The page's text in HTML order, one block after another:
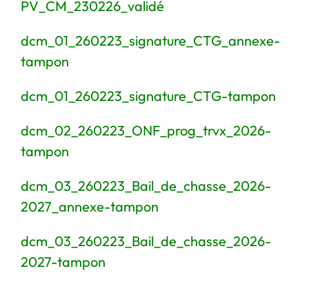
PV_CM_230226_validé
dcm_01_260223_signature_CTG_annexe-
tampon
dcm_01_260223_signature_CTG-tampon
dcm_02_260223_ONF_prog_trvx_2026-
tampon
dcm_03_260223_Bail_de_chasse_2026-
2027_annexe-tampon
dcm_03_260223_Bail_de_chasse_2026-
2027-tampon